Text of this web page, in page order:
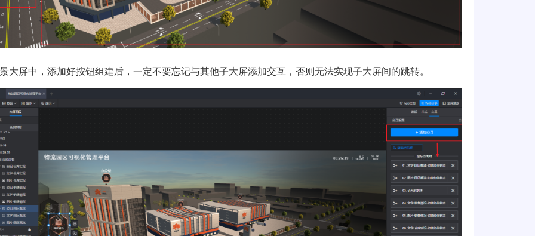
大屏中，添加好按钮组建后，一定不要忘记与其他子大屏添加交互，否则无法实现子大屏间的跳转。